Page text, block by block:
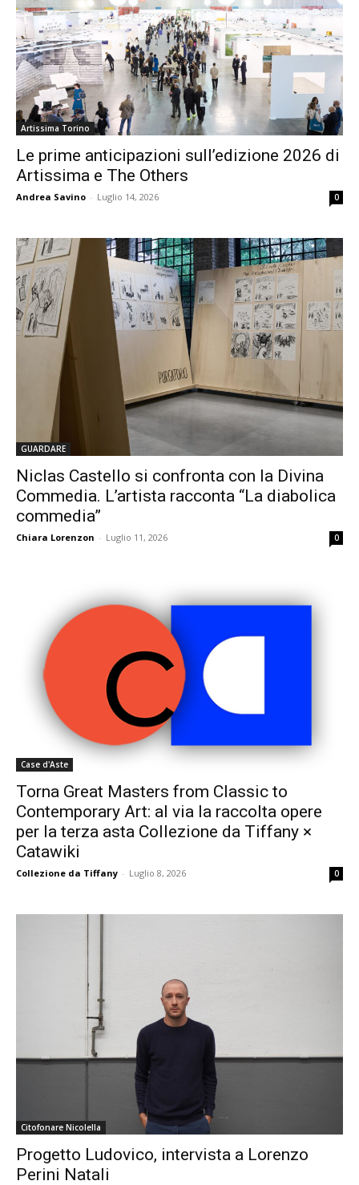
Artissima Torino
Le prime anticipazioni sull’edizione 2026 di
Artissima e The Others
Andrea Savino - Luglio 14, 2026 0
GUARDARE
Niclas Castello si confronta con la Divina
Commedia. L’artista racconta “La diabolica
commedia”
Chiara Lorenzon - Luglio 11, 2026 0
Case d'Aste
Torna Great Masters from Classic to
Contemporary Art: al via la raccolta opere
per la terza asta Collezione da Tiffany ×
Catawiki
Collezione da Tiffany - Luglio 8, 2026 0
Citofonare Nicolella
Progetto Ludovico, intervista a Lorenzo
Perini Natali